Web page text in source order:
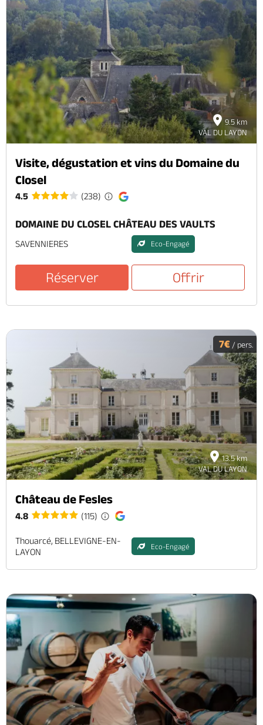
9.5 km
VAL DU LAYON
Visite, dégustation et vins du Domaine du
Closel
4.5 (238)
DOMAINE DU CLOSEL CHÂTEAU DES VAULTS
SAVENNIERES Eco-Engagé
Réserver Offrir
13.5 km
VAL DU LAYON
7€ / pers.
Château de Fesles
4.8 (115)
Thouarcé, BELLEVIGNE-EN-
LAYON
Eco-Engagé